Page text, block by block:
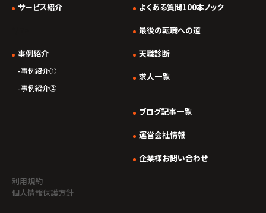
サービス紹介
事例紹介
事例紹介①
事例紹介②
よくある質問100本ノック
最後の転職への道
天職診断
求人一覧
ブログ記事一覧
運営会社情報
企業様お問い合わせ
利用規約
個人情報保護方針